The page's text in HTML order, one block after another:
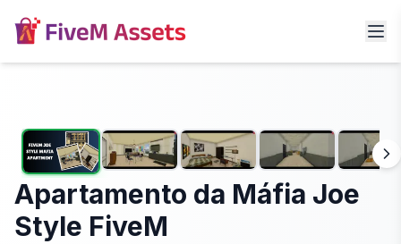
Apartamento da Máfia Joe
Style FiveM